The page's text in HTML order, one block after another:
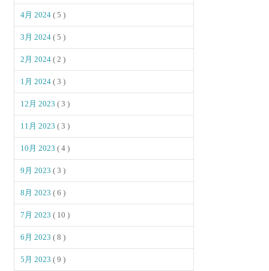
4月 2024( 5 )
3月 2024( 5 )
2月 2024( 2 )
1月 2024( 3 )
12月 2023( 3 )
11月 2023( 3 )
10月 2023( 4 )
9月 2023( 3 )
8月 2023( 6 )
7月 2023( 10 )
6月 2023( 8 )
5月 2023( 9 )